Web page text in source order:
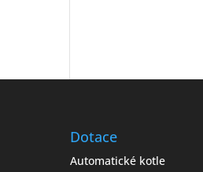
Dotace
Automatické kotle